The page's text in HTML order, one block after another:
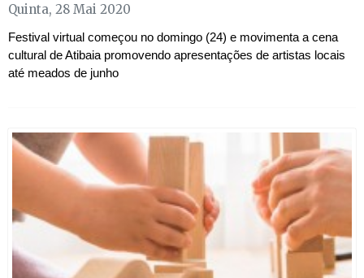
Quinta, 28 Mai 2020
Festival virtual começou no domingo (24) e movimenta a cena
cultural de Atibaia promovendo apresentações de artistas locais
até meados de junho